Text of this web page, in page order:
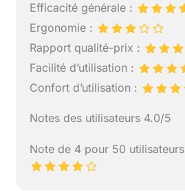
Efficacité générale :
Ergonomie :
Rapport qualité-prix :
Facilité d’utilisation :
Confort d’utilisation :
Notes des utilisateurs 4.0/5
Note de 4 pour 50 utilisateurs